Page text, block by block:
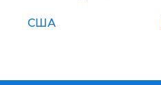
США